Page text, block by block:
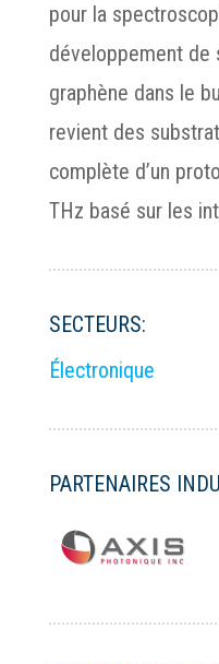
pour la
développement de
graphène dans le
revient des
complète d’un
THz basé sur les
SECTEURS:
Électronique
PARTENAIRES